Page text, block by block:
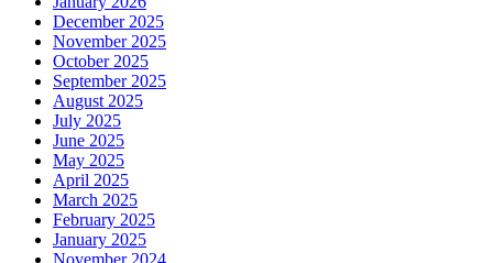
December 2025
November 2025
October 2025
September 2025
August 2025
July 2025
June 2025
May 2025
April 2025
March 2025
February 2025
January 2025
November 2024